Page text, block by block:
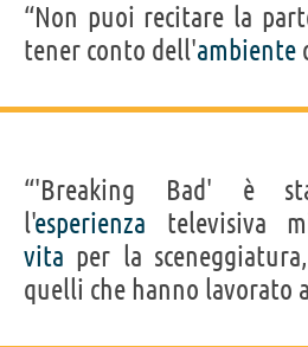
“Non puoi recitare la
tener conto dell'ambiente
“'Breaking Bad' è
l'esperienza televisiva
vita per la
quelli che hanno lavorato